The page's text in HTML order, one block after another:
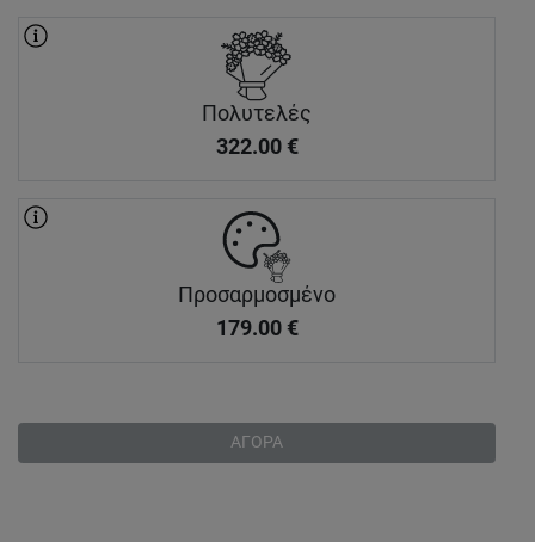
Πολυτελές
322.00 €
Προσαρμοσμένο
179.00 €
ΑΓΟΡΑ